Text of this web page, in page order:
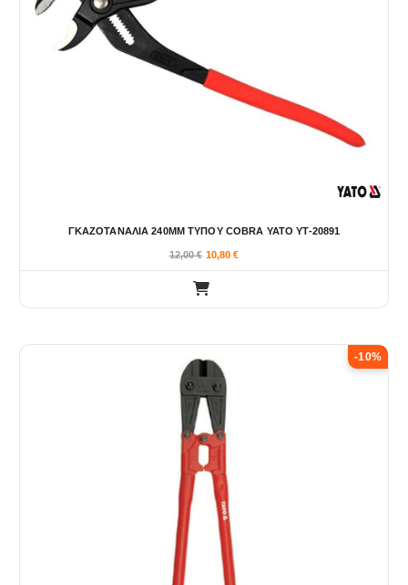
ΓΚΑΖΟΤΑΝΑΛΙΑ 240ΜΜ ΤΥΠΟΥ COBRA YATO YT-20891
12,00€ 10,80€
-10%